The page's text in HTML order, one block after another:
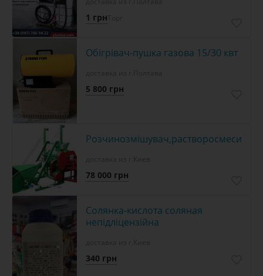
1 грн
Обігрівач-пушка газова 15/30 квт
5 800 грн
5
Розчинозмішувач,растворосмеситель
78 000 грн
Солянка-кислота соляная
непідліцензійна
340 грн